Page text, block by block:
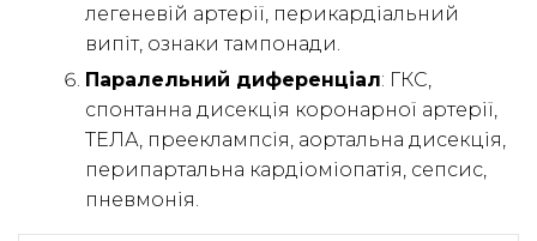
легеневій артерії, перикардіальний
випіт, ознаки тампонади.
Паралельний диференціал: ГКС,
спонтанна дисекція коронарної артерії,
ТЕЛА, прееклампсія, аортальна дисекція,
перипартальна кардіоміопатія, сепсис,
пневмонія.